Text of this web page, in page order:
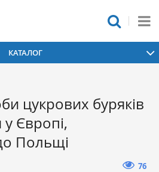
КАТАЛОГ
цукрових буряків
Європі,
Польщі
76